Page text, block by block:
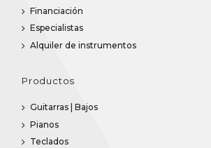
Financiación
Especialistas
Alquiler de instrumentos
Productos
Guitarras | Bajos
Pianos
Teclados